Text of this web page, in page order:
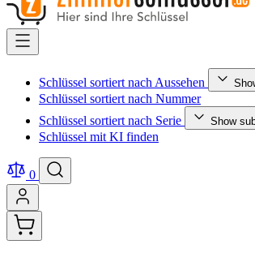
Schlüssel sortiert nach Aussehen
Schlüssel sortiert nach Nummer
Schlüssel sortiert nach Serie
Show
Schlüssel mit KI finden
0